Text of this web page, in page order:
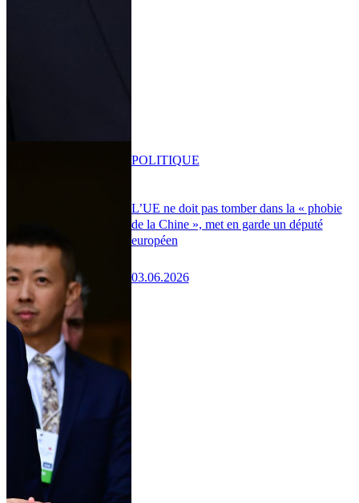
L’UE ne doit pas tomber dans la « phobie
de la Chine », met en garde un député
européen
03.06.2026
POLITIQUE